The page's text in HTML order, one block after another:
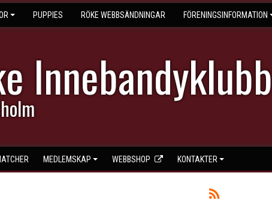
PUPPIES RÖKE WEBBSÄNDNINGAR FÖRENINGSINFORMATION
Innebandyklubb
MEDLEMSKAP WEBBSHOP KONTAKTER